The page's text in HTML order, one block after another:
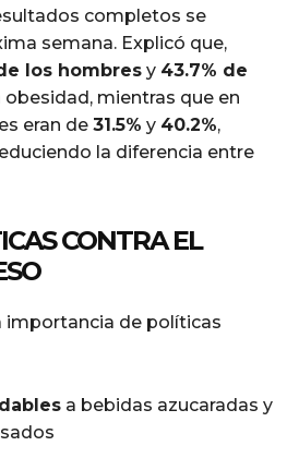
completos se
semana. Explicó que,
los hombres y 43.7% de
obesidad, mientras que en
eran de 31.5% y 40.2%,
la diferencia entre
CONTRA EL
importancia de políticas
a bebidas azucaradas y